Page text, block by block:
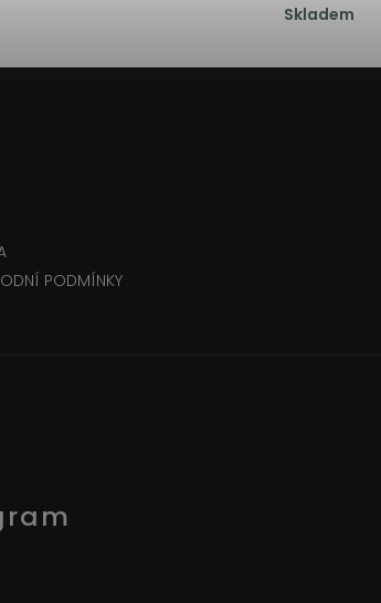
Skladem
PODMÍNKY